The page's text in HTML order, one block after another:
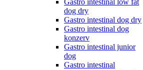
Gastro intestinal low fat
dog dry
Gastro intestinal dog dry
Gastro intestinal dog
konzerv
Gastro intestinal junior
dog
Gastro intestinal